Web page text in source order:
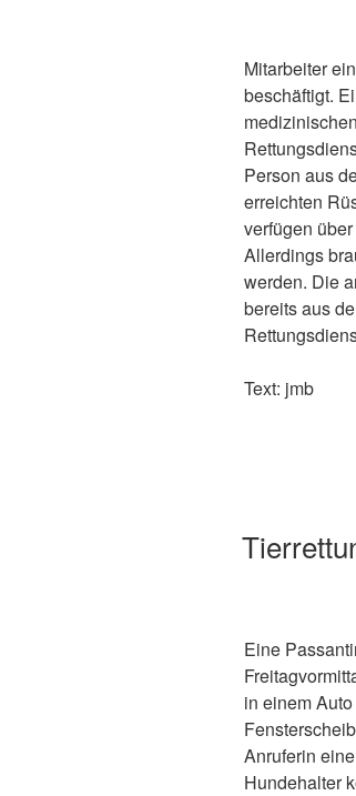
Mitarbeiter
beschäftigt.
Person aus
erreichten
verfügen
Allerdings
werden. Die
bereits aus
Eine
in einem
Anruferin
Hundehalter